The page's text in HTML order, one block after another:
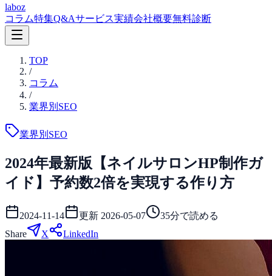
laboz
コラム特集Q&Aサービス実績会社概要無料診断
TOP
/
コラム
/
業界別SEO
業界別SEO
2024年最新版【ネイルサロンHP制作ガ
イド】予約数2倍を実現する作り方
2024-11-14 更新 2026-05-07 35分で読める
Share
X LinkedIn